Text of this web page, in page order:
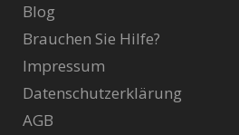
Blog
Brauchen Sie Hilfe?
Impressum
Datenschutzerklärung
AGB